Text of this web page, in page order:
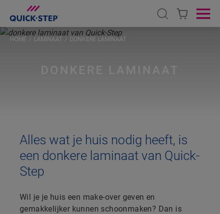
Open search
HOME LAMINAAT DONKERE LAMINAAT
Alles wat je huis nodig heeft, is
een donkere laminaat van Quick-
Step
Wil je je huis een make-over geven en
gemakkelijker kunnen schoonmaken? Dan is